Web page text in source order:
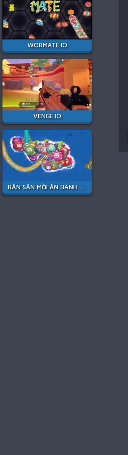
WORMATE.IO
VENGE.IO
RẮN SĂN MỒI ĂN BÁNH KẸO